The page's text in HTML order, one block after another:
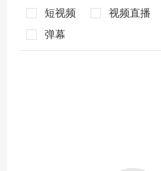
短视频 视频直播
弹幕